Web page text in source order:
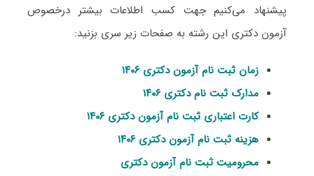
پیشنهاد می‌کنیم جهت کسب اطلاعات بیشتر درخصوص
آزمون دکتری این رشته به صفحات زیر سری بزنید:
زمان ثبت نام آزمون دکتری ۱۴۰۶
مدارک ثبت نام دکتری ۱۴۰۶
کارت اعتباری ثبت نام آزمون دکتری ۱۴۰۶
هزینه ثبت نام آزمون دکتری ۱۴۰۶
محرومیت ثبت نام آزمون دکتری